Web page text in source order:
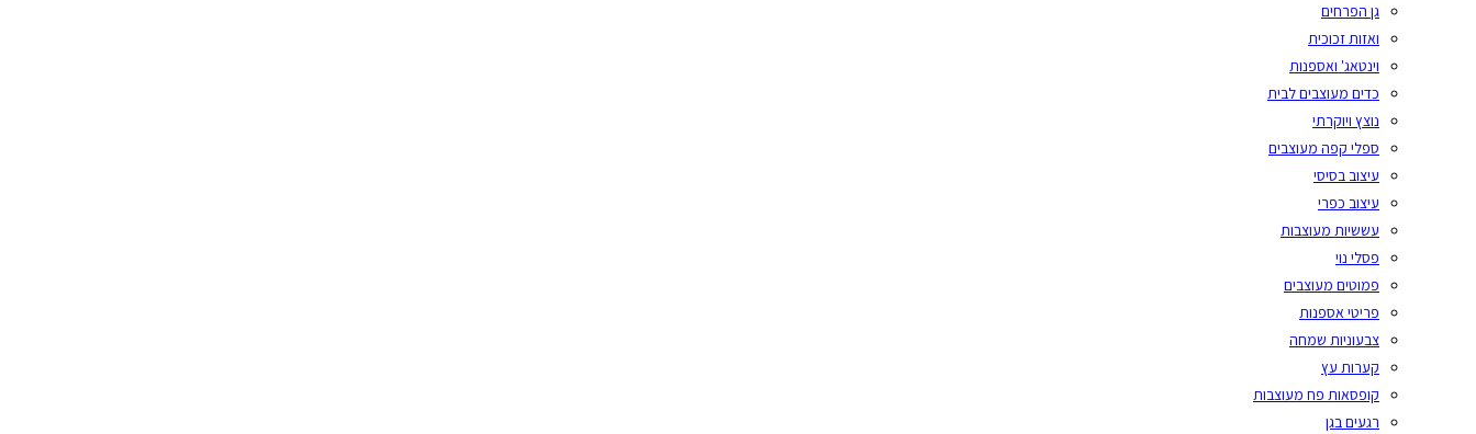
גן הפרחים
ואזות זכוכית
וינטאג' ואספנות
כדים מעוצבים לבית
נוצץ ויוקרתי
ספלי קפה מעוצבים
עיצוב בסיסי
עיצוב כפרי
עששיות מעוצבות
פסלי נוי
פמוטים מעוצבים
פריטי אספנות
צבעוניות שמחה
קערות עץ
קופסאות פח מעוצבות
רגעים בגן